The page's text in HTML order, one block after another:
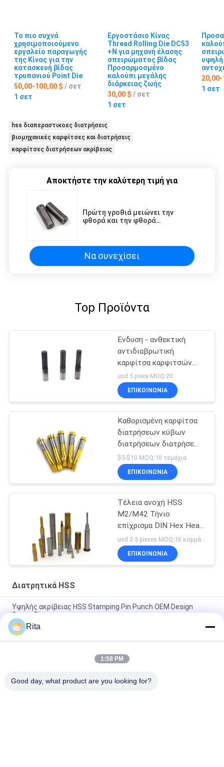
Το πιο συχνά
χρησιμοποιούμενο
εργαλείο παραγωγής
της Κίνας για την
κατασκευή βίδας
τρυπανιού Point Die
50,00-100,00 $ / σετ
1 σετ
Εργοστάσιο Κίνας
Thread Rolling Die DC53
+N για μηχανή έλασης
σπειρώματος βίδας
Προσαρμοσμένο
καλούπι μεγάλης
διάρκειας ζωής
30,00 $ / σετ
1 σετ
1 σετ
hss διαπεραστικοες διατρήσεις
βιομηχανικές καρφίτσες και διατρήσεις
καρφίτσες διατρήσεων ακρίβειας
Αποκτήστε την καλύτερη τιμή για
Πρώτη γροθιά μειώνει την
φθορά και την φθορά
Να συνεχίσει
Top Προϊόντα
Ένδυση - ανθεκτική
αντιδιαβρωτική
καρφίτσα καρφιτσών
διατρήσεων Torx
χάλυβα βολφραμίου
usd 5 piece MOQ:20
ΕΠΙΚΟΙΝΩΝΙΑ
Καθορισμένη καρφίτσα
διατρήσεων κύβων
διατρήσεων διατρήσεων
χάλυβα καρβιδίου HSS
SKD11 βολφραμίου
$5-$10 MOQ:10 τεμάχια
ΕΠΙΚΟΙΝΩΝΙΑ
Τέλεια ανοχή HSS
M2/M42 Τήνιο
επίχρισμα DIN Hex Head
Punch Προσαρμοσμένο
ΕΠΙΚΟΙΝΩΝΙΑ
Διατρητικά HSS
Υψηλής ακρίβειας HSS Stamping Pin Punch OEM Design
Screw Die
Τυποποιημένα εξαρτήματα Στρογγυλό σχήμα Στενές HSS
Punches Pin Precision Stamping Parts
Προσαρμοσμένα χυτοσίδηρα βαλφτίνης HSS τρυπών Πίνα
Rita
1:58 PM
Good day, what product are you looking for?